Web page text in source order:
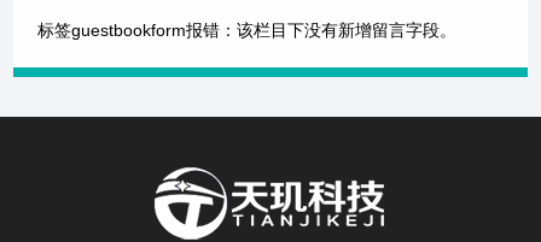
标签guestbookform报错：该栏目下没有新增留言字段。